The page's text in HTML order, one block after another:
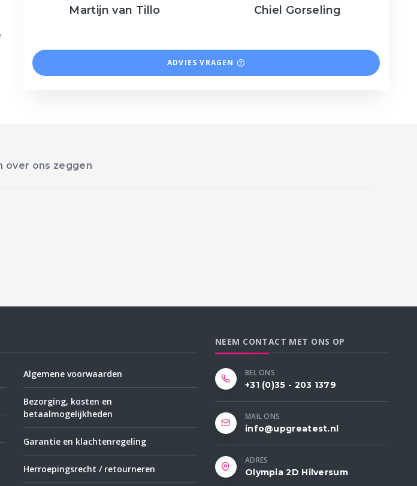
Martijn van Tillo Chiel Gorseling
ADVIES VRAGEN
over ons zeggen
Algemene voorwaarden
Bezorging, kosten en
betaalmogelijkheden
Garantie en klachtenregeling
Herroepingsrecht / retourneren
NEEM CONTACT MET ONS OP
BEL ONS
+31 (0)35 - 203 1379
MAIL ONS
info@upgreatest.nl
ADRES
Olympia 2D Hilversum